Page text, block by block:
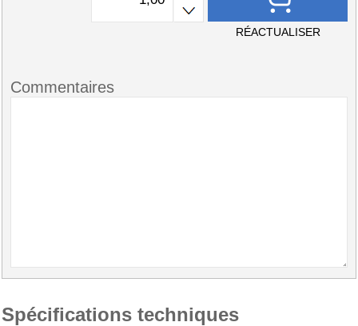
RÉACTUALISER
Commentaires
Spécifications techniques